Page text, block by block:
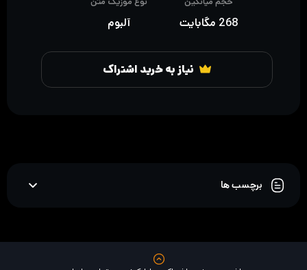
نیاز به خرید اشتراک
268 مگابایت آلبوم
برچسب ها